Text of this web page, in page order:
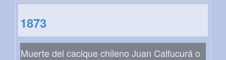
1873
Muerte del cacique chileno Juan Calfucurá o